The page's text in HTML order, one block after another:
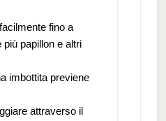
fino a
papillon e altri
imbottita previene
attraverso il